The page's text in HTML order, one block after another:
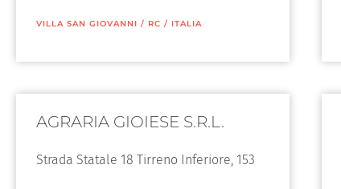
VILLA SAN GIOVANNI / RC / ITALIA
AGRARIA GIOIESE S.R.L.
Strada Statale 18 Tirreno Inferiore, 153